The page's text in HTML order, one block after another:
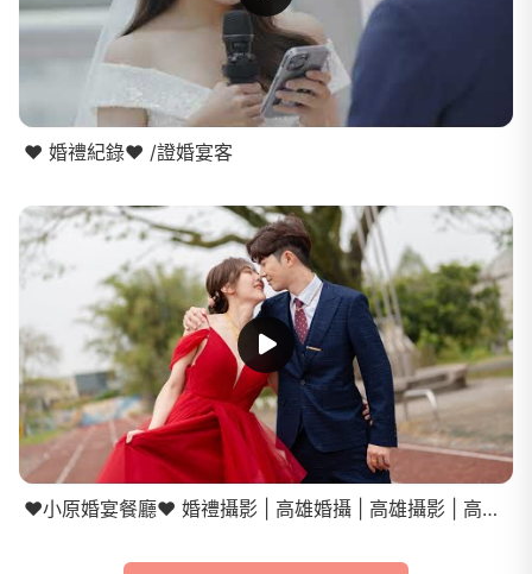
❤️ 婚禮紀錄❤️ /證婚宴客
❤️小原婚宴餐廳❤️ 婚禮攝影 | 高雄婚攝 | 高雄攝影 | 高雄婚禮紀錄